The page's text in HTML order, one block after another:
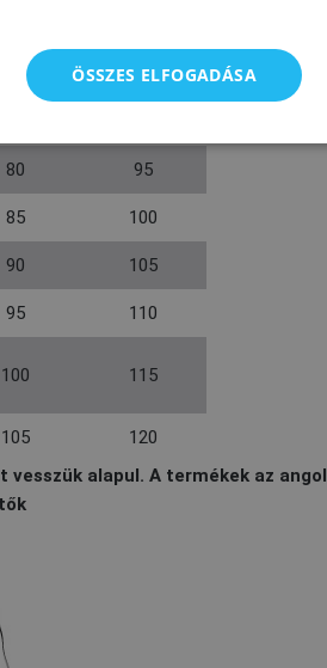
80 95
85 100
90 105
95 110
100 115
105
120
vesszük alapul. A termékek az angol
ÖSSZES ELFOGADÁSA